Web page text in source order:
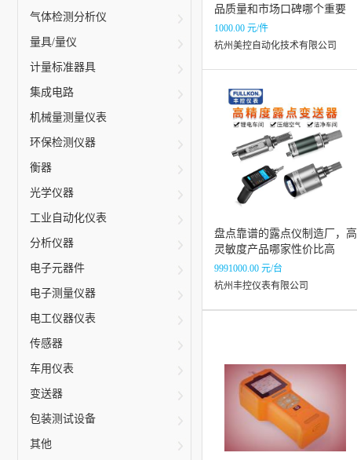
气体检测分析仪
量具/量仪
计量标准器具
集成电路
机械量测量仪表
环保检测仪器
衡器
光学仪器
工业自动化仪表
分析仪器
电子元器件
电子测量仪器
电工仪器仪表
传感器
车用仪表
变送器
包装测试设备
其他
品质量和市场口碑哪个重要
1000.00 元/件
杭州美控自动化技术有限公司
盘点靠谱的露点仪制造厂，高
灵敏度产品哪家性价比高
9991000.00 元/台
杭州丰控仪表有限公司